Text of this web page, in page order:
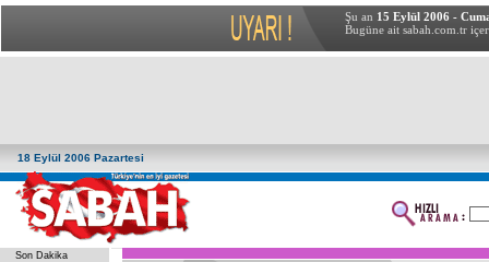
Şu an 15 Eylül 2006 -
Bugüne ait sabah.com.tr
18 Eylül 2006 Pazartesi
Son Dakika